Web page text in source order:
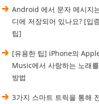
Android 에서 문자 메시지
디에 저장되어 있나요? [입
팁]
[유용한 팁] iPhone의
Music에서 사랑하는 노래
방법
3가지 스마트 트릭을 통해